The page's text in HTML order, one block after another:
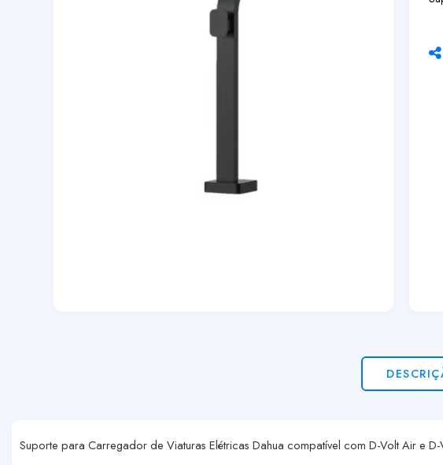
Suporte para Carregador de Viaturas Elétricas Dahua compatível com D-Volt Air e D-